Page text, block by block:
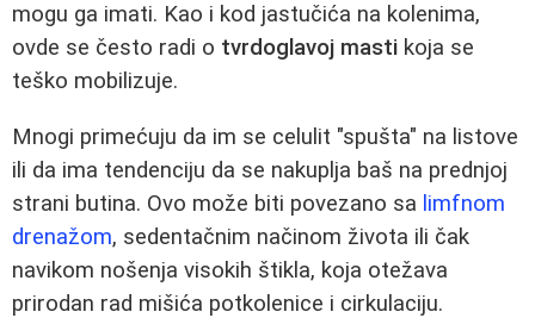
mogu ga imati. Kao i kod jastučića na kolenima,
ovde se često radi o tvrdoglavoj masti koja se
teško mobilizuje.
Mnogi primećuju da im se celulit "spušta" na listove
ili da ima tendenciju da se nakuplja baš na prednjoj
strani butina. Ovo može biti povezano sa limfnom
drenažom, sedentačnim načinom života ili čak
navikom nošenja visokih štikla, koja otežava
prirodan rad mišića potkolenice i cirkulaciju.